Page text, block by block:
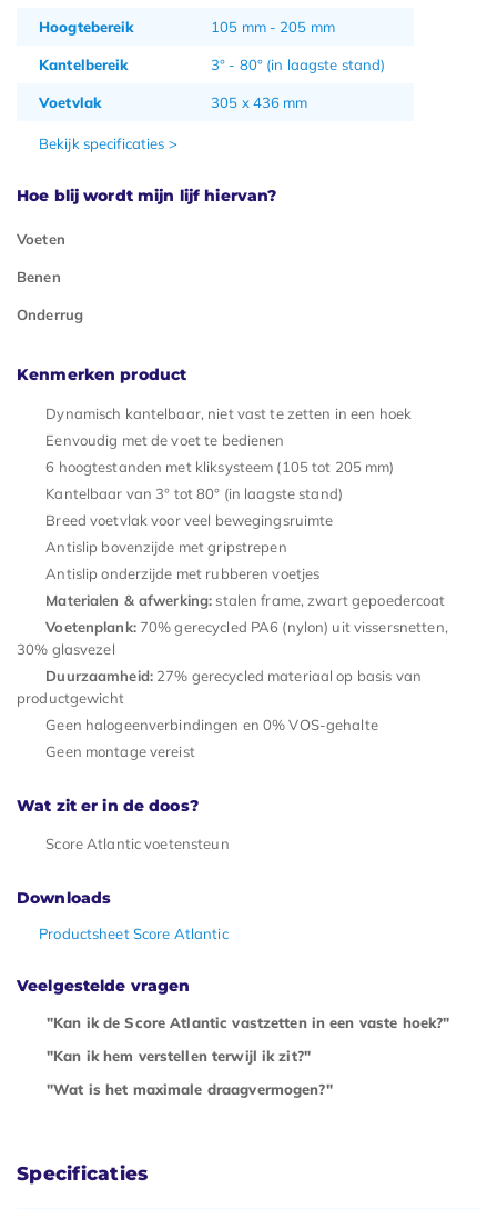
Hoogtebereik 105 mm - 205 mm
Kantelbereik 3° - 80° (in laagste stand)
Voetvlak 305 x 436 mm
Bekijk specificaties >
Hoe blij wordt mijn lijf hiervan?
Voeten
Benen
Onderrug
Kenmerken product
Dynamisch kantelbaar, niet vast te zetten in een hoek
Eenvoudig met de voet te bedienen
6 hoogtestanden met kliksysteem (105 tot 205 mm)
Kantelbaar van 3° tot 80° (in laagste stand)
Breed voetvlak voor veel bewegingsruimte
Antislip bovenzijde met gripstrepen
Antislip onderzijde met rubberen voetjes
Materialen & afwerking: stalen frame, zwart gepoedercoat
Voetenplank:70% gerecycled PA6 (nylon) uit vissersnetten,
30% glasvezel
Duurzaamheid:27% gerecycled materiaal op basis van
productgewicht
Geen halogeenverbindingen en 0% VOS-gehalte
Geen montage vereist
Wat zit er in de doos?
Score Atlantic voetensteun
Downloads
Productsheet Score Atlantic
Veelgestelde vragen
"Kan ik de Score Atlantic vastzetten in een vaste hoek?"
"Kan ik hem verstellen terwijl ik zit?"
"Wat is het maximale draagvermogen?"
Specificaties